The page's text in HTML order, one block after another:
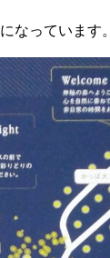
なっています。